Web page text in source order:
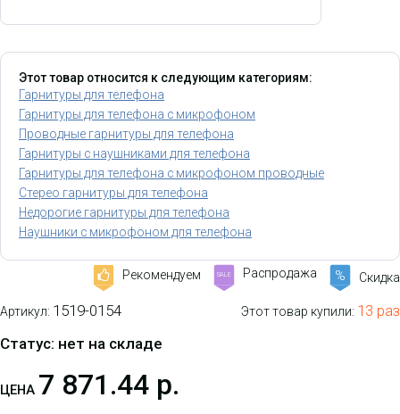
Этот товар относится к следующим категориям:
Гарнитуры для телефона
Гарнитуры для телефона с микрофоном
Проводные гарнитуры для телефона
Гарнитуры с наушниками для телефона
Гарнитуры для телефона с микрофоном проводные
Стерео гарнитуры для телефона
Недорогие гарнитуры для телефона
Наушники с микрофоном для телефона
- Рекомендуем SALE Распродажа % Скидка
Артикул: 1519-0154
Статус: нет на складе
Этот товар купили: 13 раз
ЦЕНА 7 871.44 р.